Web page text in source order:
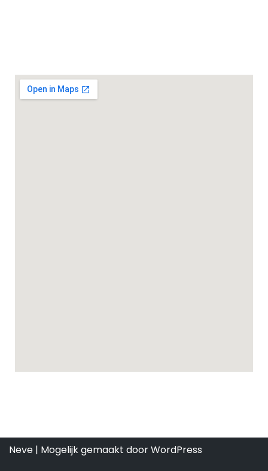
Neve | Mogelijk gemaakt doorWordPress